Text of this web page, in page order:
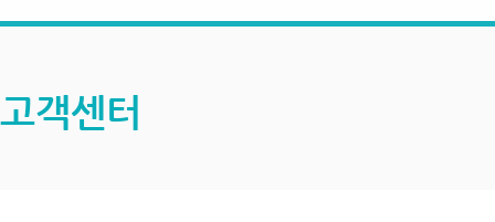
고객센터